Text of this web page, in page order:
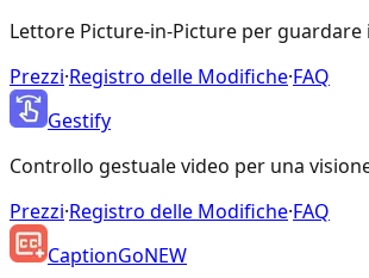
Lettore Picture-in-Picture per
Prezzi·Registro delle Modifiche·FAQ
Gestify
Controllo gestuale video per una
Prezzi·Registro delle Modifiche·FAQ
CaptionGoNEW